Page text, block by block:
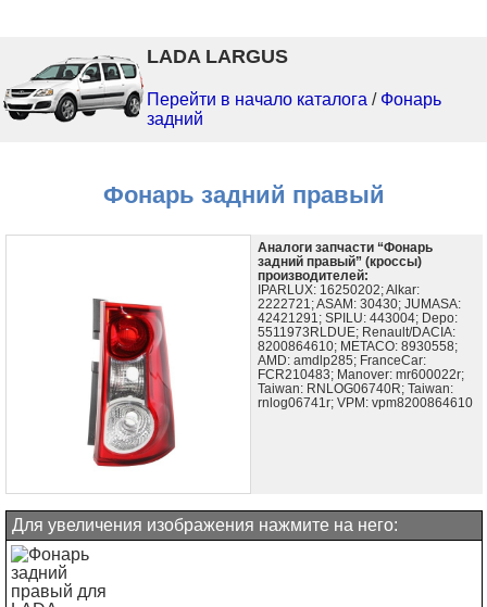
LADA LARGUS
Перейти в начало каталога / Фонарь
задний
Фонарь задний правый
Аналоги запчасти “Фонарь
задний правый” (кроссы)
производителей:
IPARLUX: 16250202; Alkar:
2222721; ASAM: 30430; JUMASA:
42421291; SPILU: 443004; Depo:
5511973RLDUE; Renault/DACIA:
8200864610; METACO: 8930558;
AMD: amdlp285; FranceCar:
FCR210483; Manover: mr600022r;
Taiwan: RNLOG06740R; Taiwan:
rnlog06741r; VPM: vpm8200864610
Для увеличения изображения нажмите на него: